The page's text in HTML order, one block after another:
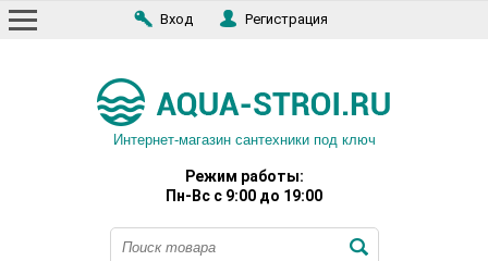
Вход Регистрация
Интернет-магазин сантехники под ключ
Режим работы:
Пн-Вс с 9:00 до 19:00